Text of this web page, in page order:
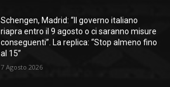
Schengen, Madrid: “Il governo italiano
riapra entro il 9 agosto o ci saranno misure
conseguenti”. La replica: “Stop almeno fino
al 15”
7 Agosto 2026